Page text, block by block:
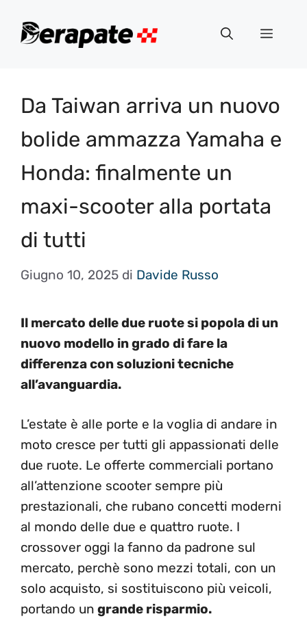
Menu
Da Taiwan arriva un nuovo
bolide ammazza Yamaha e
Honda: finalmente un
maxi-scooter alla portata
di tutti
Giugno 10, 2025 di Davide Russo
Il mercato delle due ruote si popola di un
nuovo modello in grado di fare la
differenza con soluzioni tecniche
all’avanguardia.
L’estate è alle porte e la voglia di andare in
moto cresce per tutti gli appassionati delle
due ruote. Le offerte commerciali portano
all’attenzione scooter sempre più
prestazionali, che rubano concetti moderni
al mondo delle due e quattro ruote. I
crossover oggi la fanno da padrone sul
mercato, perchè sono mezzi totali, con un
solo acquisto, si sostituiscono più veicoli,
portando un grande risparmio.